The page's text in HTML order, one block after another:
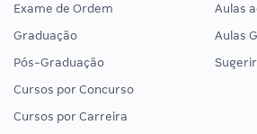
Exame de Ordem
Graduação
Pós-Graduação
Cursos por Concurso
Cursos por Carreira
Aulas
Aulas